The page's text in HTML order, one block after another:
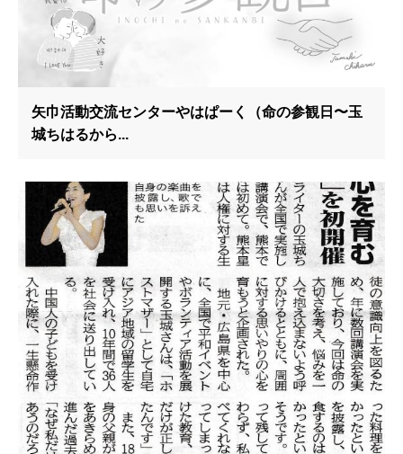
矢巾活動交流センターやはぱーく（命の参観日〜玉
城ちはるから...